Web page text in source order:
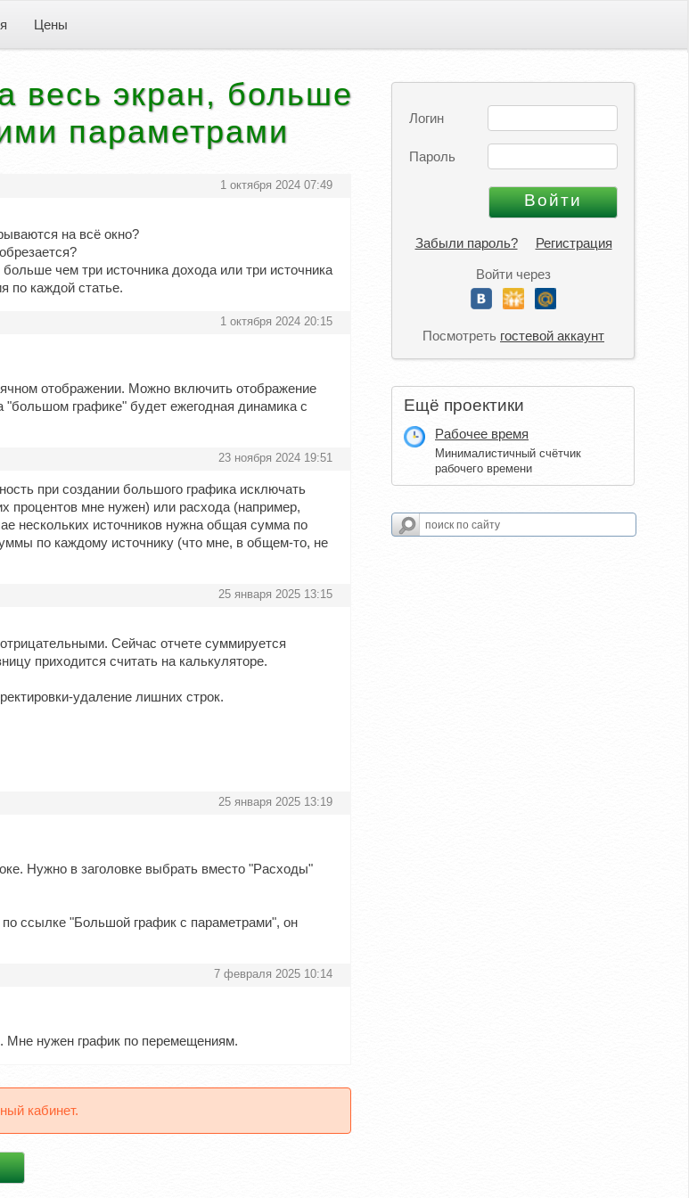
Цены
Логин
Пароль
Забыли пароль? Регистрация
Войти через
Посмотреть гостевой аккаунт
Ещё проектики
Рабочее время
Минималистичный счётчик
рабочего времени
весь экран, больше
параметрами
1 октября 2024 07:49
на всё окно?
чем три источника дохода или три источника
по каждой статье.
1 октября 2024 20:15
отображении. Можно включить отображение
"большом графике" будет ежегодная динамика с
23 ноября 2024 19:51
при создании большого графика исключать
процентов мне нужен) или расхода (например,
нескольких источников нужна общая сумма по
по каждому источнику (что мне, в общем-то, не
25 января 2025 13:15
Сейчас отчете суммируется
приходится считать на калькуляторе.
удаление лишних строк.
25 января 2025 13:19
Нужно в заголовке выбрать вместо "Расходы"
ссылке "Большой график с параметрами", он
7 февраля 2025 10:14
Мне нужен график по перемещениям.
кабинет.